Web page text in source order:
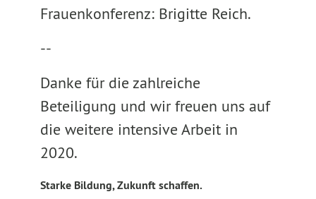
Frauenkonferenz: Brigitte Reich.
--
Danke für die zahlreiche
Beteiligung und wir freuen uns auf
die weitere intensive Arbeit in
2020.
Starke Bildung, Zukunft schaffen.